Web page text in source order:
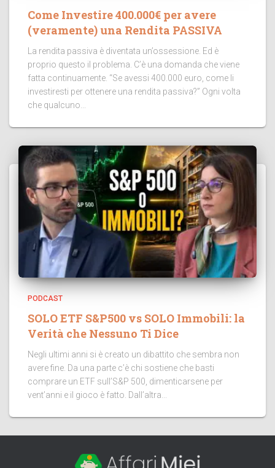
Come Investire 400.000€ per avere
(veramente) una Rendita PASSIVA
La rendita passiva è diventata un’ossessione. Ed è
proprio questo il problema. C’è una domanda che viene
fatta continuamente. “Se avessi 400.000 euro, come li
investiresti per ottenere una rendita passiva?” Ogni volta
che qualcuno...
PODCAST
SOLO ETF S&P500 vs SOLO Immobili: la
Verità che Nessuno Ti Dice
Negli ultimi anni si è creato un dibattito che sembra non
avere fine. Da una parte c’è chi sostiene che basti
comprare un ETF sull’S&P 500, dimenticarsene per
vent’anni e il gioco è fatto. Dall’altra...